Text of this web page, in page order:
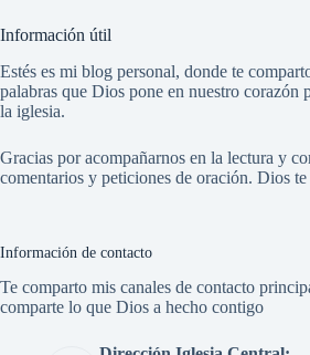
Información útil
Estés es mi blog personal, donde te
palabras que Dios pone en nuestro corazón
la iglesia.
Gracias por acompañarnos en la lectura y
comentarios y peticiones de oración. Dios te
Información de contacto
Te comparto mis canales de contacto
comparte lo que Dios a hecho contigo